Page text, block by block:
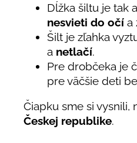
Dĺžka šiltu je tak
nesvieti do očí a
Šilt je zľahka
a netlačí.
Pre drobčeka je
pre väčšie deti
Čiapku sme si vysnili,
Českej republike.